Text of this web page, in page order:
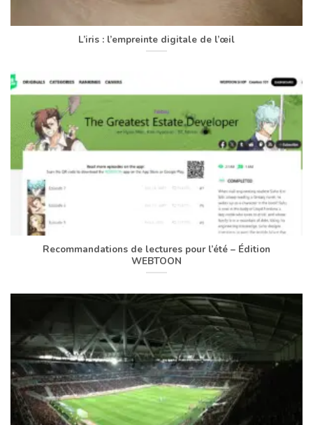
L’iris : l’empreinte digitale de l’œil
Recommandations de lectures pour l’été – Édition
WEBTOON